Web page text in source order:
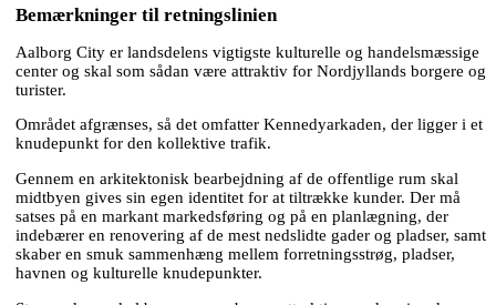
Bemærkninger til retningslinien
Aalborg City er landsdelens vigtigste kulturelle og handelsmæssige
center og skal som sådan være attraktiv for Nordjyllands borgere og
turister.
Området afgrænses, så det omfatter Kennedyarkaden, der ligger i et
knudepunkt for den kollektive trafik.
Gennem en arkitektonisk bearbejdning af de offentlige rum skal
midtbyen gives sin egen identitet for at tiltrække kunder. Der må
satses på en markant markedsføring og på en planlægning, der
indebærer en renovering af de mest nedslidte gader og pladser, samt
skaber en smuk sammenhæng mellem forretningsstrøg, pladser,
havnen og kulturelle knudepunkter.